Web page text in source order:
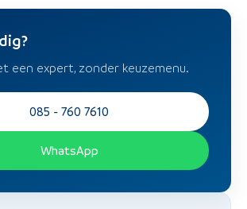
een expert, zonder keuzemenu.
085 - 760 7610
WhatsApp